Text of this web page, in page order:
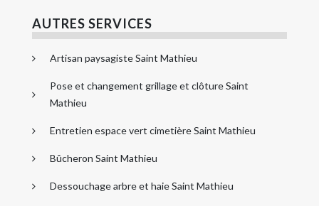
AUTRES SERVICES
Artisan paysagiste Saint Mathieu
Pose et changement grillage et clôture Saint
Mathieu
Entretien espace vert cimetière Saint Mathieu
Bûcheron Saint Mathieu
Dessouchage arbre et haie Saint Mathieu